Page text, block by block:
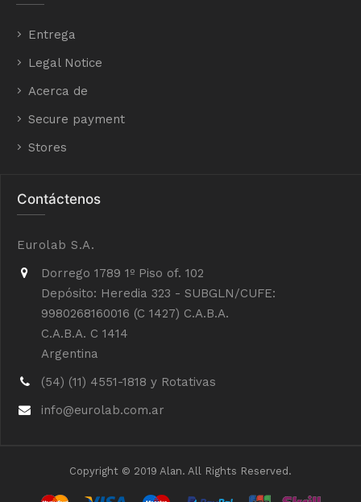
Entrega
Legal Notice
Acerca de
Secure payment
Stores
Contáctenos
Eurolab S.A.
Dorrego 1789 1º Piso of. 102
Depósito: Heredia 323 - SUBGLN/CUFE:
9980268160016 (C 1427) C.A.B.A.
C.A.B.A. C 1414
Argentina
(54) (11) 4551-1818 y Rotativas
info@eurolab.com.ar
Copyright © 2019 Alan. All Rights Reserved.